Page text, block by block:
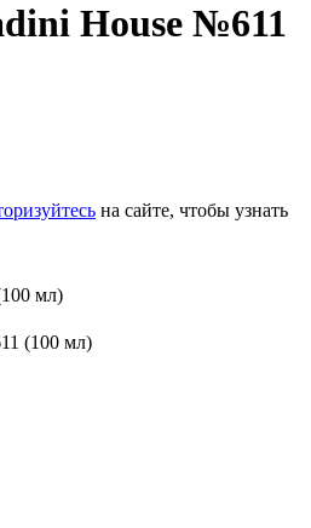
House №611
на сайте, чтобы узнать
(100 мл)